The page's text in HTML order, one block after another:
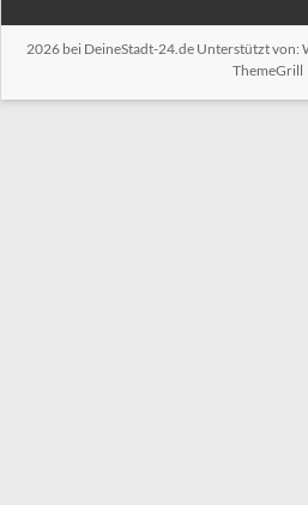
2026 bei DeineStadt-24.deUnterstützt von:
ThemeGrill